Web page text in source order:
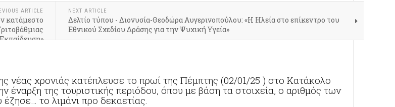
ARTICLE
κατάμεστο
NEXT ARTICLE
Δελτίο τύπου - Διονυσία-Θεοδώρα Αυγερινοπούλου: «Η Ηλεία στο επίκεντρο του
Εθνικού Σχεδίου Δράσης για την Ψυχική Υγεία»
νέας χρονιάς κατέπλευσε το πρωί της Πέμπτης (02/01/25 ) στο Κατάκολο
έναρξη της τουριστικής περιόδου, όπου με βάση τα στοιχεία, ο αριθμός των
το λιμάνι προ δεκαετίας.